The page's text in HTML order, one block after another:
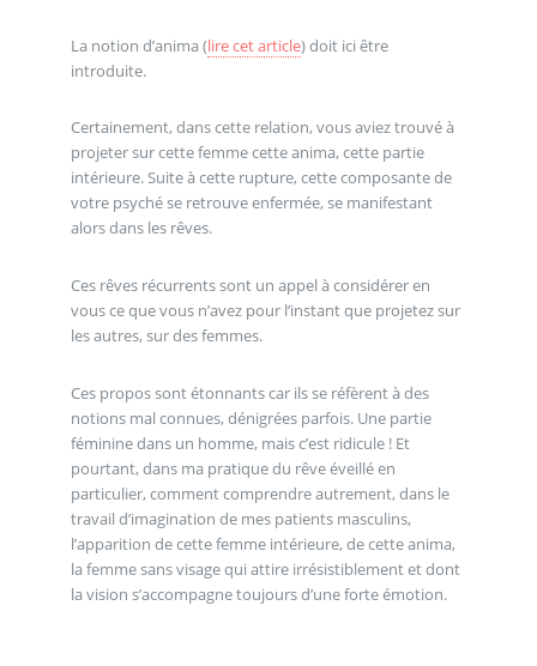
La notion d’anima (lire cet article) doit ici être
introduite.
Certainement, dans cette relation, vous aviez trouvé à
projeter sur cette femme cette anima, cette partie
intérieure. Suite à cette rupture, cette composante de
votre psyché se retrouve enfermée, se manifestant
alors dans les rêves.
Ces rêves récurrents sont un appel à considérer en
vous ce que vous n’avez pour l’instant que projetez sur
les autres, sur des femmes.
Ces propos sont étonnants car ils se réfèrent à des
notions mal connues, dénigrées parfois. Une partie
féminine dans un homme, mais c’est ridicule ! Et
pourtant, dans ma pratique du rêve éveillé en
particulier, comment comprendre autrement, dans le
travail d’imagination de mes patients masculins,
l’apparition de cette femme intérieure, de cette anima,
la femme sans visage qui attire irrésistiblement et dont
la vision s’accompagne toujours d’une forte émotion.